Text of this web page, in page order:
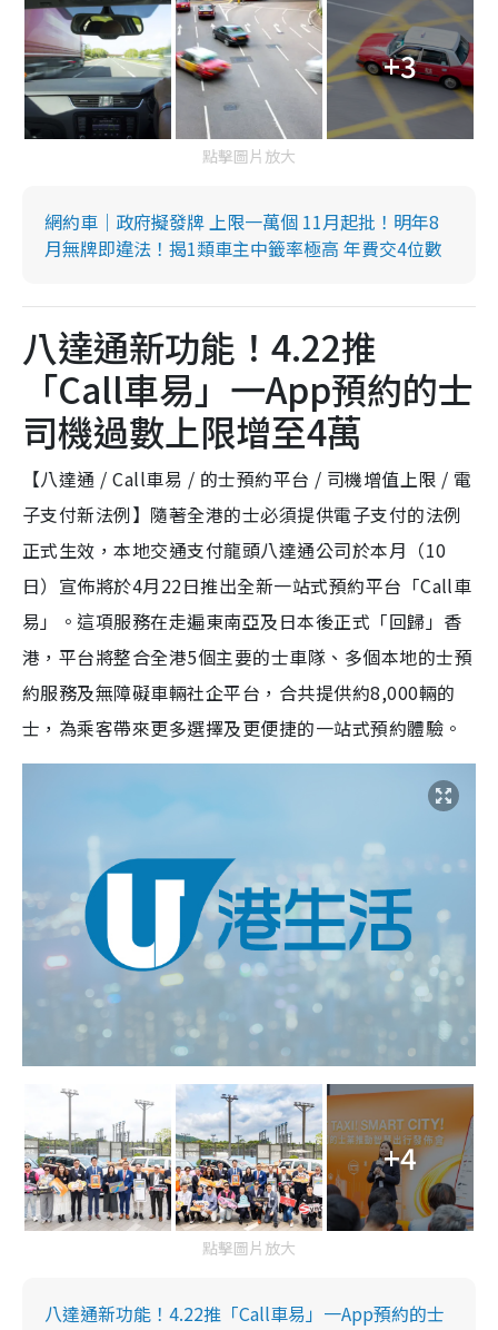
+3
點擊圖片放大
網約車｜政府擬發牌 上限一萬個 11月起批！明年8
月無牌即違法！揭1類車主中籤率極高 年費交4位數
八達通新功能！4.22推
「Call車易」一App預約的士
司機過數上限增至4萬
【八達通 / Call車易 / 的士預約平台 / 司機增值上限 / 電
子支付新法例】隨著全港的士必須提供電子支付的法例
正式生效，本地交通支付龍頭八達通公司於本月（10
日）宣佈將於4月22日推出全新一站式預約平台「Call車
易」。這項服務在走遍東南亞及日本後正式「回歸」香
港，平台將整合全港5個主要的士車隊、多個本地的士預
約服務及無障礙車輛社企平台，合共提供約8,000輛的
士，為乘客帶來更多選擇及更便捷的一站式預約體驗。
+4
點擊圖片放大
八達通新功能！4.22推「Call車易」一App預約的士